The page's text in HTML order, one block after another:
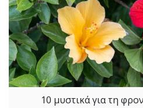
10 μυστικά για τη